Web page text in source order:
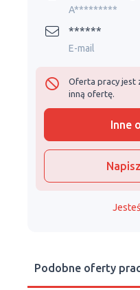
A*********
******
E-mail
Oferta pracy jest
inną ofertę.
Inne
Podobne oferty